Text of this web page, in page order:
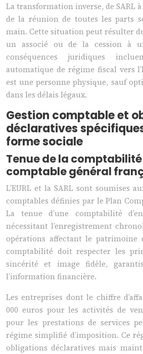
La transformation inverse, de SARL
de la réunion de toutes les parts
main. Cette situation peut résulter
un associé ou de la cession à
conséquences juridiques
automatique de régime fiscal vers
est une personne physique, sauf
dans les délais légaux.
Gestion comptable et
déclaratives
forme sociale
Tenue de la
comptable général
L’EURL et la SARL sont soumises
comptables définies par le Plan
La tenue d’une comptabilité
nécessitant l’enregistrement
opérations affectant le patrimoine
comptabilité doit respecter les
sincérité et image fidèle,
l’information financière.
Les entreprises dont le chiffre
000 euros pour les activités de
pour les prestations de services
régime simplifié d’imposition. Ce
obligations déclaratives mais